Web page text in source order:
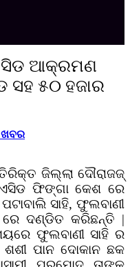
ଆକ୍ରମଣ
ସହ ୫୦ ହଜାର
ଜିଲ୍ଲା ଦୌରାଜଜ୍
ଫିଙ୍ଗା କେଶ ରେ
ସାହି, ଫୁଲବାଣୀ
ରେ ଦଣ୍ଡିତ କରିଛନ୍ତି |
ଫୁଲବାଣୀ ସାହି ର
ପାନ ଦୋକାନ ଛକ